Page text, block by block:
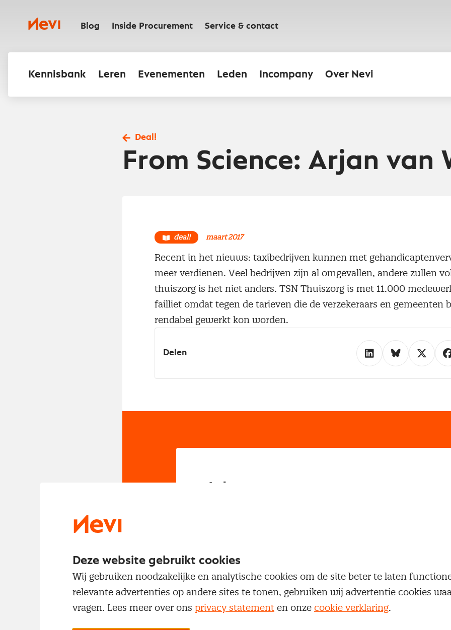
inhoudNevi Blog Inside Procurement Service & contact
Kennisbank Leren Evenementen Leden Incompany Over Nevi
Deal!
From Science: Arjan van
deal! maart 2017
Recent in het nieuws: taxibedrijven kunnen met
meer verdienen. Veel bedrijven zijn al omgevallen, andere zullen
thuiszorg is het niet anders. TSN Thuiszorg is met 11.000
failliet omdat tegen de tarieven die de verzekeraars en gemeenten
rendabel gewerkt kon worden.
Delen
Inloggen
Inloggen
Deze website gebruikt cookies
Wij gebruiken noodzakelijke en analytische cookies om de site beter te laten
relevante advertenties op andere sites te tonen, gebruiken wij advertentie cookies
vragen. Lees meer over ons privacy statement en onze cookie verklaring.